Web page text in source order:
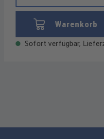
Warenkorb
Sofort verfügbar,